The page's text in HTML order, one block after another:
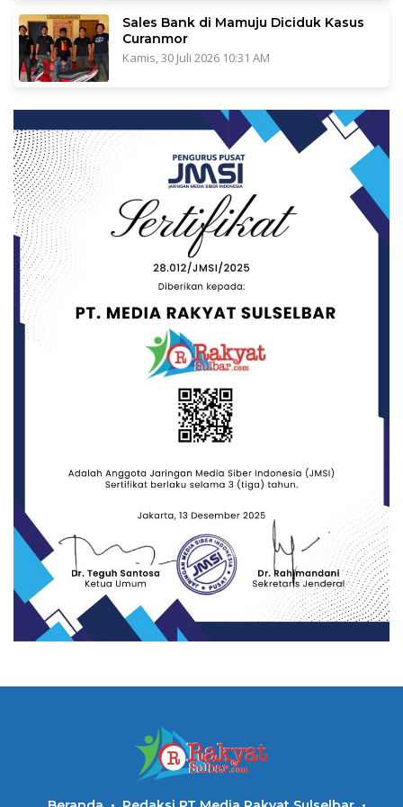
Sales Bank di Mamuju Diciduk Kasus
Curanmor
Kamis, 30 Juli 2026 10:31 AM